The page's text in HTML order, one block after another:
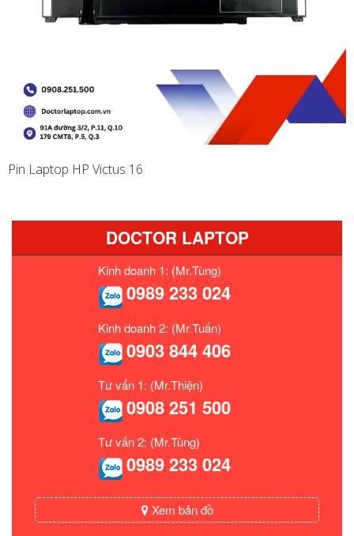
Pin Laptop HP Victus 16
DOCTOR LAPTOP
Kinh doanh 1: (Mr.Tùng)
0989 233 024
Kinh doanh 2: (Mr.Tuấn)
0903 844 406
Tư vấn 1: (Mr.Thiện)
0908 251 500
Tư vấn 2: (Mr.Tùng)
0989 233 024
Xem bản đồ